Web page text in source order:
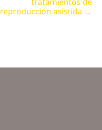
reproducción asistida →